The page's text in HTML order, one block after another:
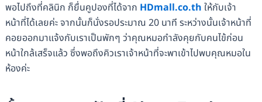
พอไปถึงที่คลินิก ก็ยื่นคูปองที่ได้จาก HDmall.co.th ให้กับเจ้า
หน้าที่ได้เลยค่ะ จากนั้นก็นั่งรอประมาณ 20 นาที ระหว่างนั้นเจ้าหน้าที่
คอยออกมาแจ้งกับเราเป็นพักๆ ว่าคุณหมอกำลังคุยกับคนไข้ก่อน
หน้าใกล้เสร็จแล้ว ซึ่งพอถึงคิวเราเจ้าหน้าที่จะพาเข้าไปพบคุณหมอใน
ห้องค่ะ